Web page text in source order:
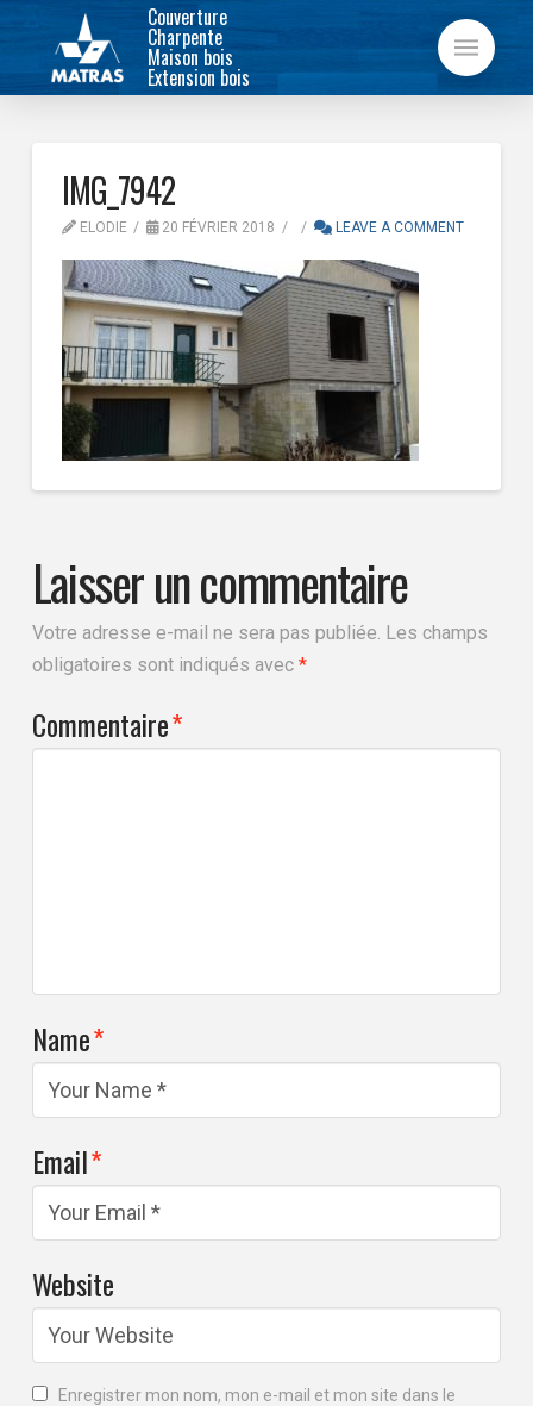
Couverture
Charpente
Maison bois
Extension bois
IMG_7942
ELODIE 20 FÉVRIER 2018 LEAVE A COMMENT
Laisser un commentaire
Votre adresse e-mail ne sera pas publiée. Les champs
obligatoires sont indiqués avec *
Commentaire*
Name*
Email*
Website
Enregistrer mon nom, mon e-mail et mon site dans le